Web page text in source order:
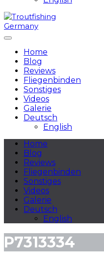
Home
Blog
Reviews
Fliegenbinden
Sonstiges
Videos
Galerie
Deutsch
English
Home
Blog
Reviews
Fliegenbinden
Sonstiges
Videos
Galerie
Deutsch
English
P7313334